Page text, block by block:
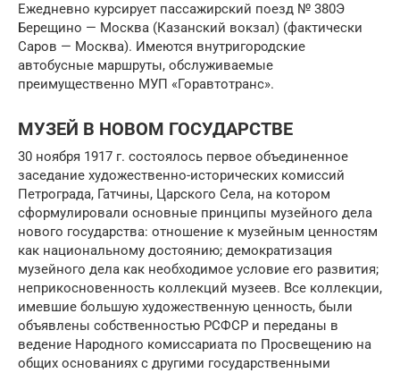
Ежедневно курсирует пассажирский поезд № 380Э
Берещино — Москва (Казанский вокзал) (фактически
Саров — Москва). Имеются внутригородские
автобусные маршруты, обслуживаемые
преимущественно МУП «Горавтотранс».
МУЗЕЙ В НОВОМ ГОСУДАРСТВЕ
30 ноября 1917 г. состоялось первое объединенное
заседание художественно-исторических комиссий
Петрограда, Гатчины, Царского Села, на котором
сформулировали основные принципы музейного дела
нового государства: отношение к музейным ценностям
как национальному достоянию; демократизация
музейного дела как необходимое условие его развития;
неприкосновенность коллекций музеев. Все коллекции,
имевшие большую художественную ценность, были
объявлены собственностью РСФСР и переданы в
ведение Народного комиссариата по Просвещению на
общих основаниях с другими государственными